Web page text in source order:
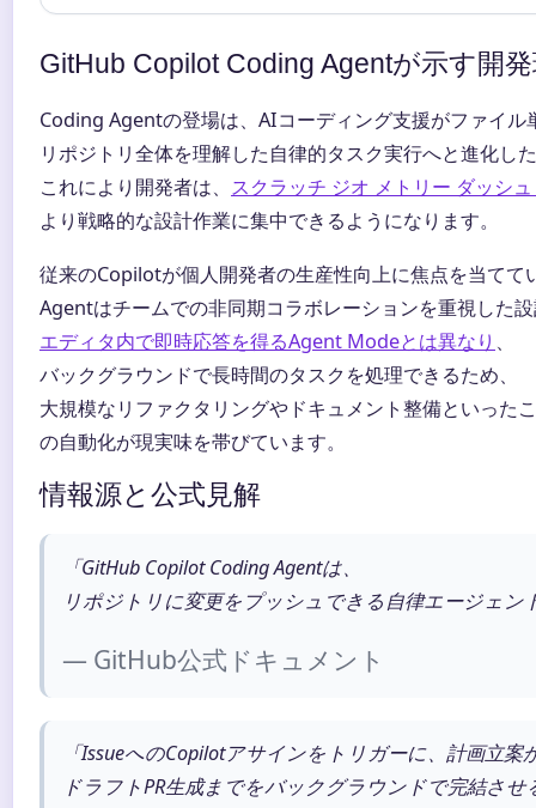
GitHub Copilot Coding Agentが示す開
Coding Agentの登場は、AIコーディング支援がファイル
リポジトリ全体を理解した自律的タスク実行へと進化し
これにより開発者は、 スクラッチ ジオ メトリー ダッシ
より戦略的な設計作業に集中できるようになります。
従来のCopilotが個人開発者の生産性向上に焦点を当てて
Agentはチームでの非同期コラボレーションを重視した
エディタ内で即時応答を得るAgent Modeとは異なり 、
バックグラウンドで長時間のタスクを処理できるため、
大規模なリファクタリングやドキュメント整備といった
の自動化が現実味を帯びています。
情報源と公式見解
「GitHub Copilot Coding Agentは、
リポジトリに変更をプッシュできる自律エージェン
— GitHub公式ドキュメント
「IssueへのCopilotアサインをトリガーに、計画立
ドラフトPR生成までをバックグラウンドで完結させ